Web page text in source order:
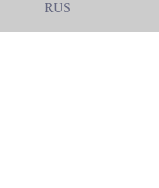
RUS